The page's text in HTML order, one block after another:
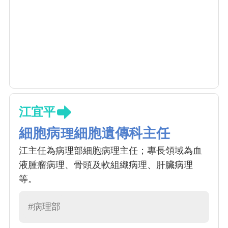
江宜平
細胞病理細胞遺傳科主任
江主任為病理部細胞病理主任；專長領域為血
液腫瘤病理、骨頭及軟組織病理、肝臟病理
等。
#病理部